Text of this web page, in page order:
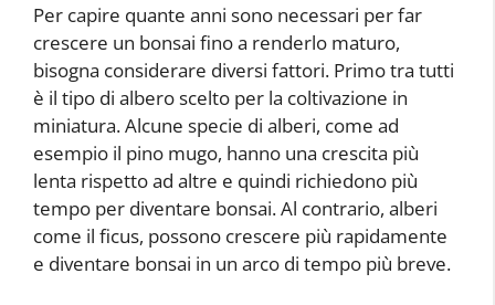
Per capire quante anni sono necessari per far
crescere un bonsai fino a renderlo maturo,
bisogna considerare diversi fattori. Primo tra tutti
è il tipo di albero scelto per la coltivazione in
miniatura. Alcune specie di alberi, come ad
esempio il pino mugo, hanno una crescita più
lenta rispetto ad altre e quindi richiedono più
tempo per diventare bonsai. Al contrario, alberi
come il ficus, possono crescere più rapidamente
e diventare bonsai in un arco di tempo più breve.